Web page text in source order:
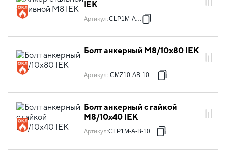
IEK
Артикул:CLP1M-AS-8
Болт анкерный М8/10х80 IEK
Артикул: CMZ10-AB-10-080
Болт анкерный с гайкой
М8/10х40 IEK
Артикул:CLP1M-A-B-10-40